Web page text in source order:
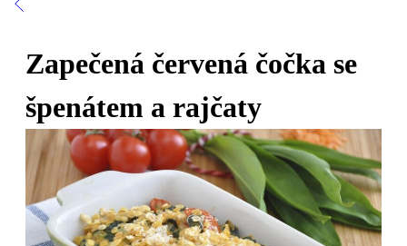
Zapečená červená čočka se
špenátem a rajčaty